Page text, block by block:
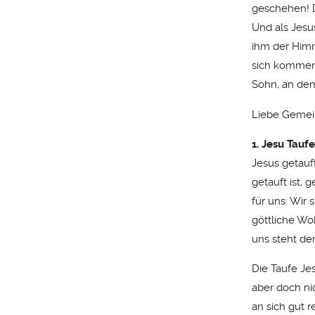
geschehen!
Und als
ihm der
sich
Sohn, an
Liebe
1. Jesu
Jesus
getauft ist,
für uns: Wir
göttliche
uns steht
Die Taufe
aber doch
an sich gut